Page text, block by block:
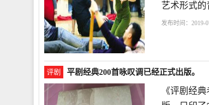
艺术形式的
发布时间：2019-
评剧 平剧经典200首咏叹调已经正式出版。
《评剧经